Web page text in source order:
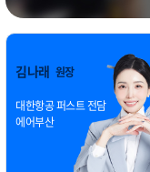
김나래 원장
대한항공 퍼스트 전담
에어부산